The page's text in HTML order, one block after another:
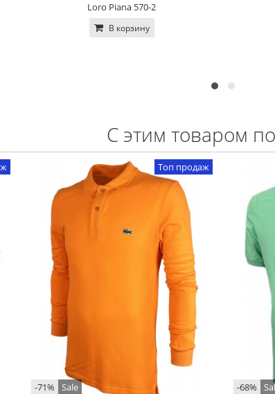
Loro Piana 570-2
В корзину
С этим товаром
Топ продаж
-71% Sale -68%